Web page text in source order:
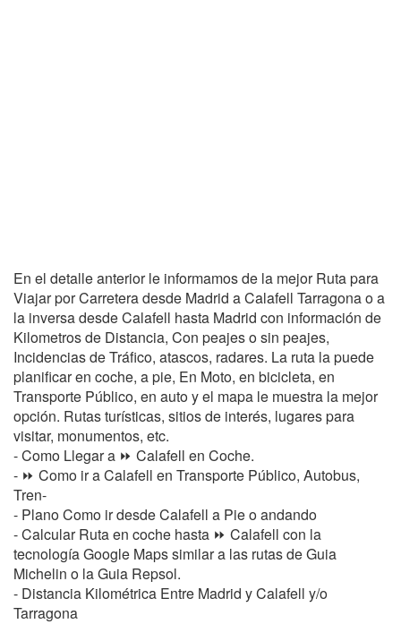
En el detalle anterior le informamos de la mejor Ruta para
Viajar por Carretera desde Madrid a Calafell Tarragona o a
la inversa desde Calafell hasta Madrid con información de
Kilometros de Distancia, Con peajes o sin peajes,
Incidencias de Tráfico, atascos, radares. La ruta la puede
planificar en coche, a pie, En Moto, en bicicleta, en
Transporte Público, en auto y el mapa le muestra la mejor
opción. Rutas turísticas, sitios de interés, lugares para
visitar, monumentos, etc.
- Como Llegar a ⏩ Calafell en Coche.
- ⏩ Como ir a Calafell en Transporte Público, Autobus,
Tren-
- Plano Como ir desde Calafell a Pie o andando
- Calcular Ruta en coche hasta ⏩ Calafell con la
tecnología Google Maps similar a las rutas de Guia
Michelin o la Guia Repsol.
- Distancia Kilométrica Entre Madrid y Calafell y/o
Tarragona